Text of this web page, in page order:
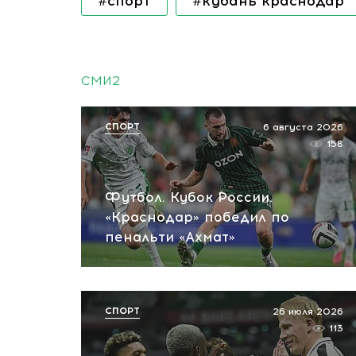
СМИ2
Футбол. Кубок России.
«Краснодар» победил по
пенальти «Ахмат»
6 августа 2026
158
СПОРТ
26 июля 2026
113
СПОРТ